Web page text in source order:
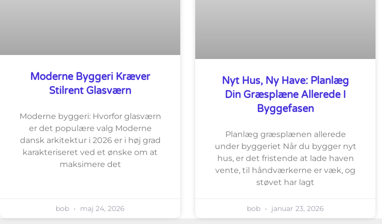
Moderne Byggeri Kræver
Stilrent Glasværn
Moderne byggeri: Hvorfor glasværn
er det populære valg Moderne
dansk arkitektur i 2026 er i høj grad
karakteriseret ved et ønske om at
maksimere det
bob maj 24, 2026
Nyt Hus, Ny Have: Planlæg
Din Græsplæne Allerede I
Byggefasen
Planlæg græsplænen allerede
under byggeriet Når du bygger nyt
hus, er det fristende at lade haven
vente, til håndværkerne er væk, og
støvet har lagt
bob januar 23, 2026